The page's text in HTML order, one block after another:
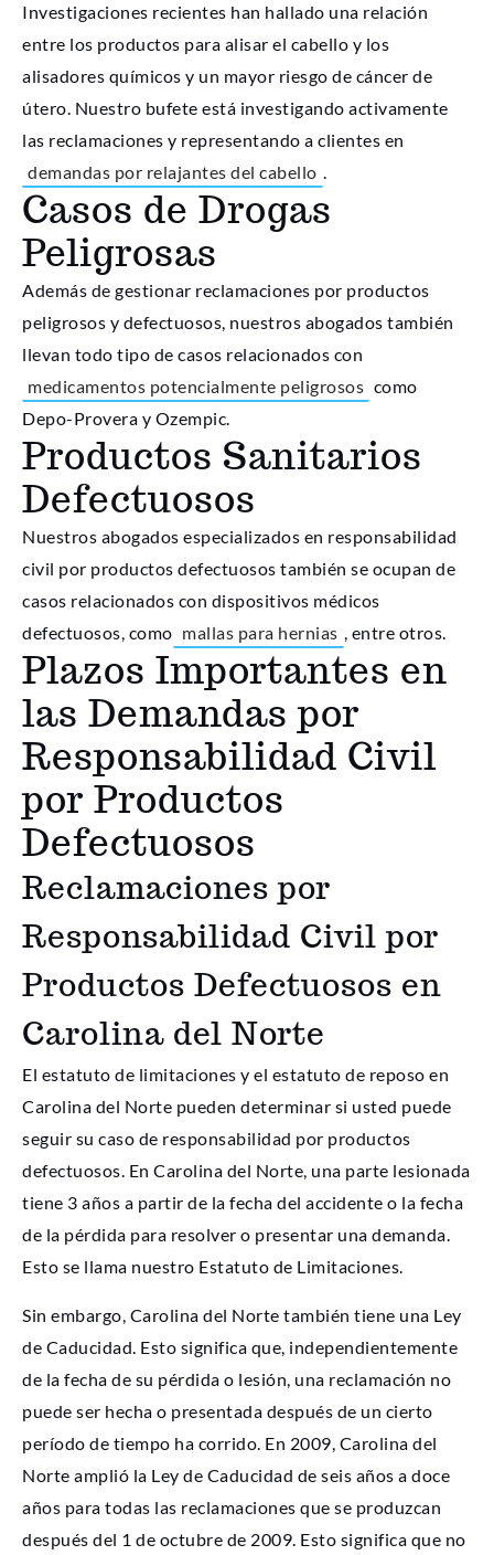
Investigaciones recientes han hallado una relación
entre los productos para alisar el cabello y los
alisadores químicos y un mayor riesgo de cáncer de
útero. Nuestro bufete está investigando activamente
las reclamaciones y representando a clientes en
demandas por relajantes del cabello .
Casos de Drogas
Peligrosas
Además de gestionar reclamaciones por productos
peligrosos y defectuosos, nuestros abogados también
llevan todo tipo de casos relacionados con
medicamentos potencialmente peligrosos como
Depo-Provera y Ozempic.
Productos Sanitarios
Defectuosos
Nuestros abogados especializados en responsabilidad
civil por productos defectuosos también se ocupan de
casos relacionados con dispositivos médicos
defectuosos, como mallas para hernias , entre otros.
Plazos Importantes en
las Demandas por
Responsabilidad Civil
por Productos
Defectuosos
Reclamaciones por
Responsabilidad Civil por
Productos Defectuosos en
Carolina del Norte
El estatuto de limitaciones y el estatuto de reposo en
Carolina del Norte pueden determinar si usted puede
seguir su caso de responsabilidad por productos
defectuosos. En Carolina del Norte, una parte lesionada
tiene 3 años a partir de la fecha del accidente o la fecha
de la pérdida para resolver o presentar una demanda.
Esto se llama nuestro Estatuto de Limitaciones.
Sin embargo, Carolina del Norte también tiene una Ley
de Caducidad. Esto significa que, independientemente
de la fecha de su pérdida o lesión, una reclamación no
puede ser hecha o presentada después de un cierto
período de tiempo ha corrido. En 2009, Carolina del
Norte amplió la Ley de Caducidad de seis años a doce
años para todas las reclamaciones que se produzcan
después del 1 de octubre de 2009. Esto significa que no